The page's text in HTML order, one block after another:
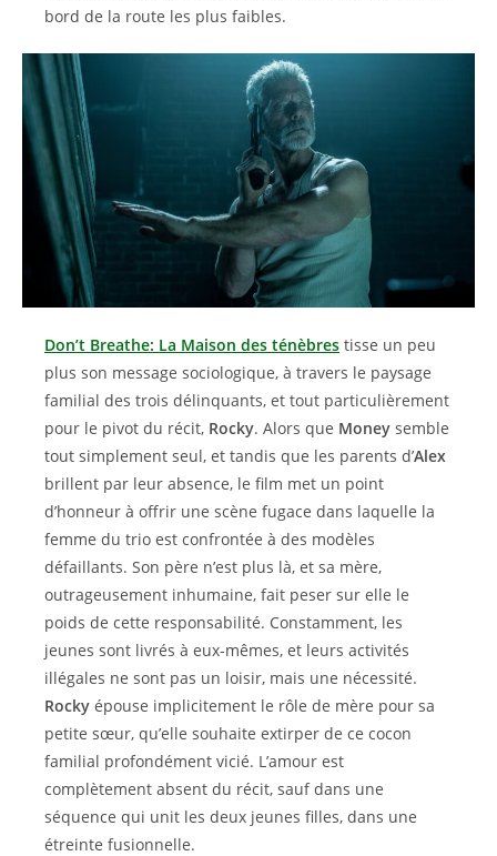
bord de la route les plus faibles.
Don’t Breathe: La Maison des ténèbres tisse un peu
plus son message sociologique, à travers le paysage
familial des trois délinquants, et tout particulièrement
pour le pivot du récit, Rocky. Alors que Money semble
tout simplement seul, et tandis que les parents d’Alex
brillent par leur absence, le film met un point
d’honneur à offrir une scène fugace dans laquelle la
femme du trio est confrontée à des modèles
défaillants. Son père n’est plus là, et sa mère,
outrageusement inhumaine, fait peser sur elle le
poids de cette responsabilité. Constamment, les
jeunes sont livrés à eux-mêmes, et leurs activités
illégales ne sont pas un loisir, mais une nécessité.
Rocky épouse implicitement le rôle de mère pour sa
petite sœur, qu’elle souhaite extirper de ce cocon
familial profondément vicié. L’amour est
complètement absent du récit, sauf dans une
séquence qui unit les deux jeunes filles, dans une
étreinte fusionnelle.